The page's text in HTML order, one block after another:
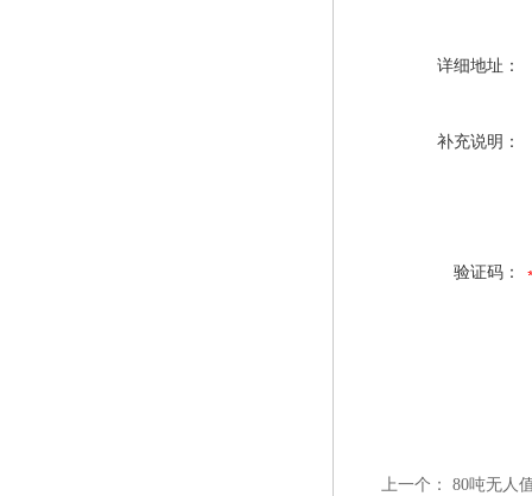
详细地址：
补充说明：
验证码：
上一个： 80吨无人